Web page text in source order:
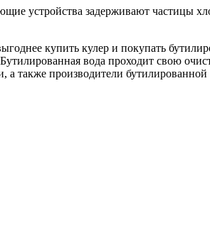
устройства задерживают частицы
купить кулер и покупать
вода проходит свою
производители бутилированной